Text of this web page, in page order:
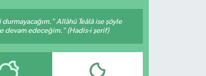
Allâhü Teâlâ ise şöyle
devam edeceğim." (Hadis-i şerif)